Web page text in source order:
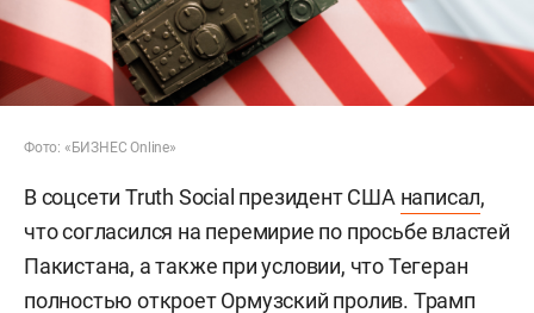
Фото: «БИЗНЕС Online»
В соцсети Truth Social президент США написал,
что согласился на перемирие по просьбе властей
Пакистана, а также при условии, что Тегеран
полностью откроет Ормузский пролив. Трамп